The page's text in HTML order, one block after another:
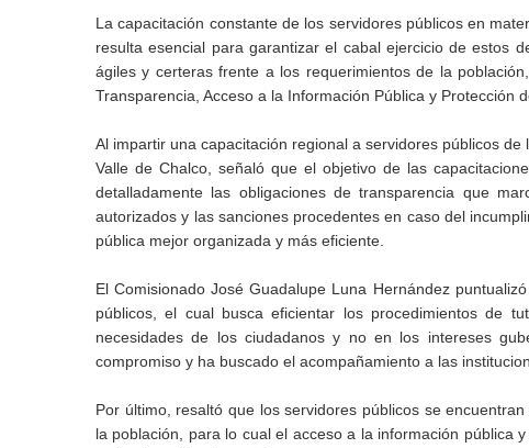
La capacitación constante de los servidores públicos en
resulta esencial para garantizar el cabal ejercicio de estos
ágiles y certeras frente a los requerimientos de la
Transparencia, Acceso a la Información Pública y Protección
Al impartir una capacitación regional a servidores públicos
Valle de Chalco, señaló que el objetivo de las
detalladamente las obligaciones de transparencia que
autorizados y las sanciones procedentes en caso del
pública mejor organizada y más eficiente.
El Comisionado José Guadalupe Luna Hernández
públicos, el cual busca eficientar los procedimientos de
necesidades de los ciudadanos y no en los intereses
compromiso y ha buscado el acompañamiento a las
Por último, resaltó que los servidores públicos se
la población, para lo cual el acceso a la información pública